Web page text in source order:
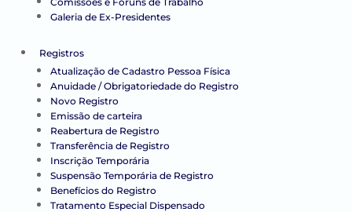
Galeria de Ex-Presidentes
Registros
Atualização de Cadastro Pessoa Física
Anuidade / Obrigatoriedade do Registro
Novo Registro
Emissão de carteira
Reabertura de Registro
Transferência de Registro
Inscrição Temporária
Suspensão Temporária de Registro
Benefícios do Registro
Tratamento Especial Dispensado